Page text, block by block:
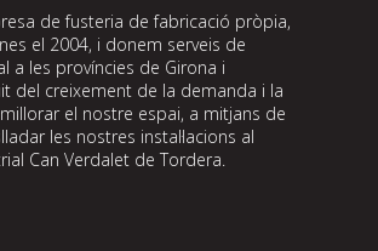
de fusteria de fabricació pròpia,
el 2004, i donem serveis de
a les províncies de Girona i
del creixement de la demanda i la
el nostre espai, a mitjans de
les nostres instal·lacions al
Can Verdalet de Tordera.